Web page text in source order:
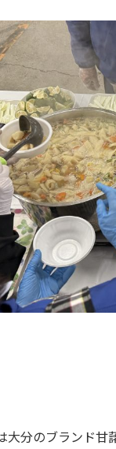
大分のブランド甘